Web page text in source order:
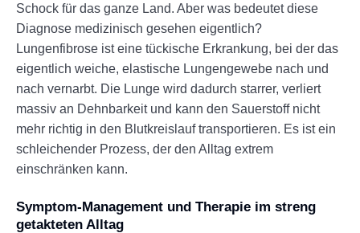
Schock für das ganze Land. Aber was bedeutet diese
Diagnose medizinisch gesehen eigentlich?
Lungenfibrose ist eine tückische Erkrankung, bei der das
eigentlich weiche, elastische Lungengewebe nach und
nach vernarbt. Die Lunge wird dadurch starrer, verliert
massiv an Dehnbarkeit und kann den Sauerstoff nicht
mehr richtig in den Blutkreislauf transportieren. Es ist ein
schleichender Prozess, der den Alltag extrem
einschränken kann.
Symptom-Management und Therapie im streng
getakteten Alltag